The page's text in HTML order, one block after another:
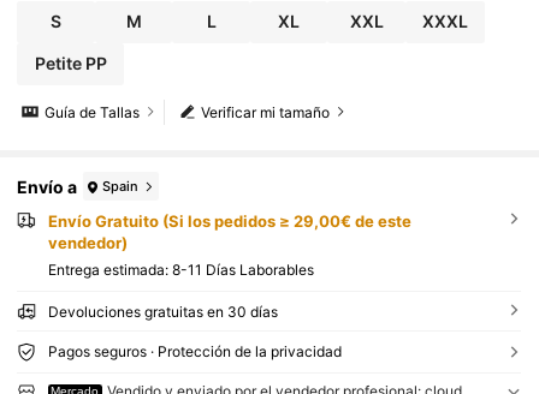
S M L XL XXL XXXL
Petite PP
Verificar mi tamaño
Guía de Tallas
Envío a Spain
Envío Gratuito (Si los pedidos ≥ 29,00€ de este
vendedor)
Entrega estimada: 8-11 Días Laborables
Devoluciones gratuitas en 30 días
Pagos seguros · Protección de la privacidad
Mercado